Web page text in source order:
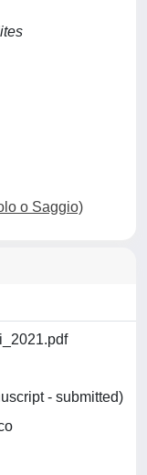
o Saggio)
- submitted)